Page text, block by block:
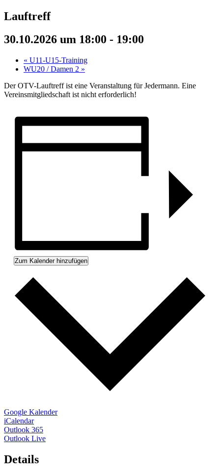
Lauftreff
30.10.2026 um 18:00 - 19:00
« U11-U15-Training
WU20 / Damen 2 »
Der OTV-Lauftreff ist eine Veranstaltung für Jedermann. Eine
Vereinsmitgliedschaft ist nicht erforderlich!
Zum Kalender hinzufügen
Google Kalender
iCalendar
Outlook 365
Outlook Live
Details